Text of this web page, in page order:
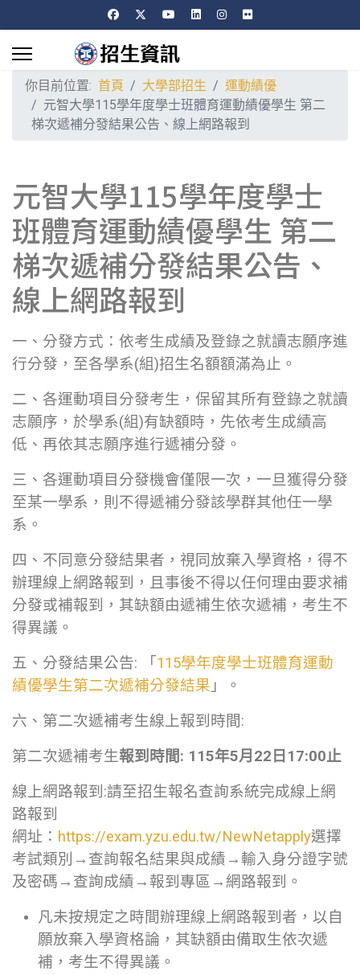
你目前位置: 首頁 大學部招生
運動績優
元智大學115學年度學士班體育運動績優學生 第二
梯次遞補分發結果公告、線上網路報到
元智大學115學年度學士
班體育運動績優學生 第二
梯次遞補分發結果公告、
線上網路報到
一、分發方式：依考生成績及登錄之就讀志願序進
行分發，至各學系(組)招生名額額滿為止。
二、各運動項目分發考生，保留其所有登錄之就讀
志願序，於學系(組)有缺額時，先依考生成績高
低、再依其志願序進行遞補分發。
三、各運動項目分發機會僅限一次，一旦獲得分發
至某一學系，則不得遞補分發該學群其他任一學
系。
四、不同意分發結果者，視同放棄入學資格，得不
辦理線上網路報到，且事後不得以任何理由要求補
分發或補報到，其缺額由遞補生依次遞補，考生不
得異議。
五、分發結果公告: 「 115學年度學士班體育運動
績優學生第二次遞補分發結果 」。
六、第二次遞補考生線上報到時間:
第二次遞補考生報到時間: 115年5月 22 日 17:00止
線上網路報到:請至招生報名查詢系統完成線上網
路報到
網址： https://exam.yzu.edu.tw/NewNetapply選擇
考試類別→查詢報名結果與成績→輸入身分證字號
及密碼→查詢成績→報到專區→網路報到。
凡未按規定之時間辦理線上網路報到者，以自
願放棄入學資格論，其缺額由備取生依次遞
補，考生不得異議。